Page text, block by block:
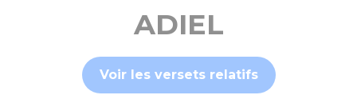
ADIEL
Voir les versets relatifs